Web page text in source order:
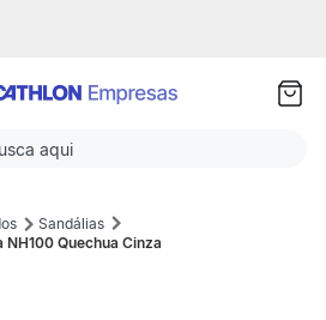
Sandálias
Quechua Cinza